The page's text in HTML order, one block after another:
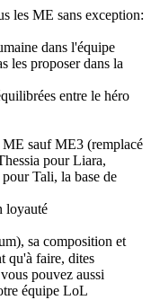
les ME sans exception:
dans l'équipe
les proposer dans la
entre le héro
sauf ME3 (remplacé
pour Liara,
Tali, la base de
loyauté
sa composition et
qu'à faire, dites
pouvez aussi
équipe LoL